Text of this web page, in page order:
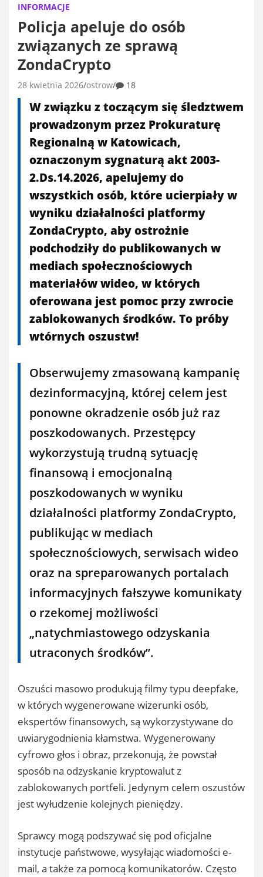
INFORMACJE
Policja apeluje do osób
związanych ze sprawą
ZondaCrypto
28 kwietnia 2026 ostrow 18
W związku z toczącym się śledztwem
prowadzonym przez Prokuraturę
Regionalną w Katowicach,
oznaczonym sygnaturą akt 2003-
2.Ds.14.2026, apelujemy do
wszystkich osób, które ucierpiały w
wyniku działalności platformy
ZondaCrypto, aby ostrożnie
podchodziły do publikowanych w
mediach społecznościowych
materiałów wideo, w których
oferowana jest pomoc przy zwrocie
zablokowanych środków. To próby
wtórnych oszustw!
Obserwujemy zmasowaną kampanię
dezinformacyjną, której celem jest
ponowne okradzenie osób już raz
poszkodowanych. Przestępcy
wykorzystują trudną sytuację
finansową i emocjonalną
poszkodowanych w wyniku
działalności platformy ZondaCrypto,
publikując w mediach
społecznościowych, serwisach wideo
oraz na spreparowanych portalach
informacyjnych fałszywe komunikaty
o rzekomej możliwości
„natychmiastowego odzyskania
utraconych środków”.
​Oszuści masowo produkują filmy typu deepfake,
w których wygenerowane wizerunki osób,
ekspertów finansowych, są wykorzystywane do
uwiarygodnienia kłamstwa. Wygenerowany
cyfrowo głos i obraz, przekonują, że powstał
sposób na odzyskanie kryptowalut z
zablokowanych portfeli. Jedynym celem oszustów
jest wyłudzenie kolejnych pieniędzy.
Sprawcy mogą podszywać się pod oficjalne
instytucje państwowe, wysyłając wiadomości e-
mail, a także za pomocą komunikatorów. Często